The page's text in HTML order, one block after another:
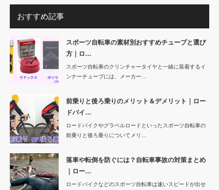
おすすめ記事
スポーツ自転車の素材別おすすめチューブと選び
方｜ロ…
スポーツ自転車のクリンチャータイヤと一緒に装着するイ
ンナーチューブには、メーカー…
前乗りと後ろ乗りのメリット＆デメリット｜ロー
ドバイ…
ロードバイクやグラベルロードといったスポーツ自転車の
前乗りと後ろ乗りについてメリ…
落車や転倒を防ぐには？自転車事故の対策まとめ
｜ロー…
ロードバイクなどのスポーツ自転車は速いスピードが出せ